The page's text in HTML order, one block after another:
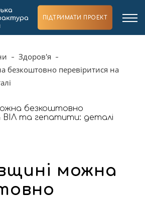
ПІДТРИМАТИ ПРОЕКТ
Здоров'я
безкоштовно перевіритися на
можна